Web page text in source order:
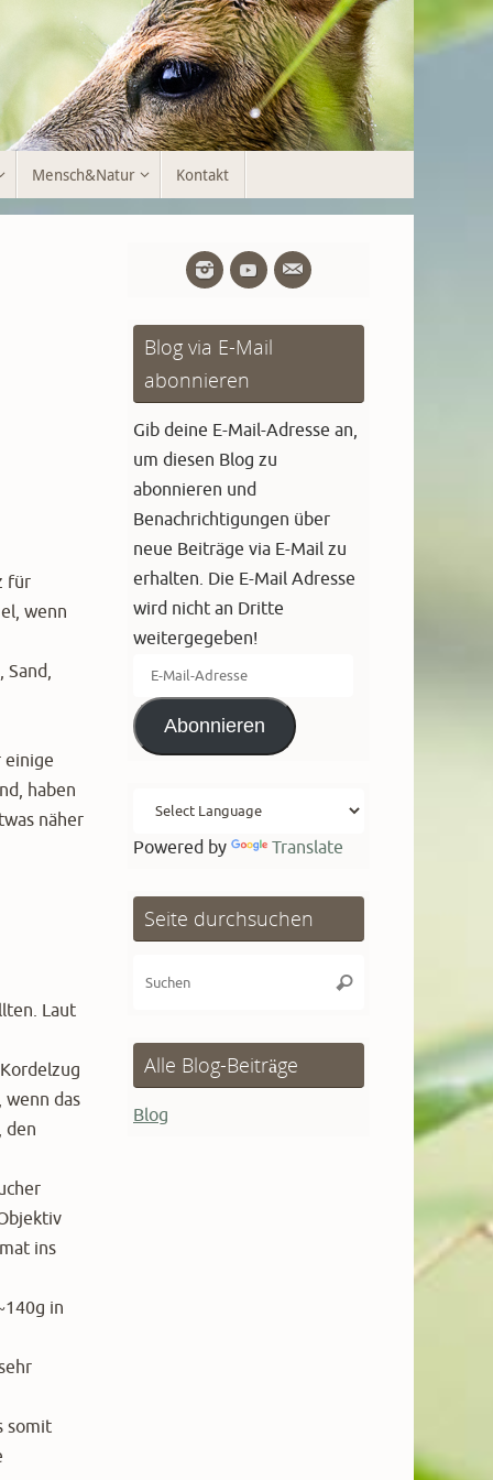
Mensch&Natur Kontakt
für
wenn
Sand,
einige
haben
näher
Laut
das
den
ins
in
somit
Blog via E-Mail
abonnieren
Gib deine E-Mail-Adresse an,
um diesen Blog zu
abonnieren und
Benachrichtigungen über
neue Beiträge via E-Mail zu
erhalten. Die E-Mail Adresse
wird nicht an Dritte
weitergegeben!
Mail-
AdresseAbonnieren
Powered by Translate
Seite durchsuchen
Suchen
Alle Blog-Beiträge
Blog